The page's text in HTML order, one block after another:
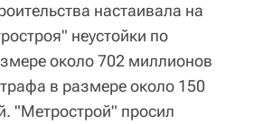
настаивала на
неустойки по
около 702 миллионов
в размере около 150
"Метрострой" просил